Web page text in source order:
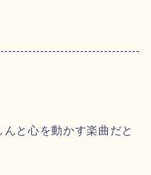
と心を動かす楽曲だと